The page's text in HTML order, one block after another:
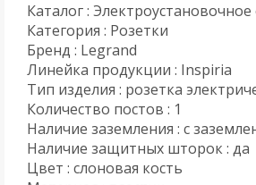
Каталог :
Категория : Розетки
Бренд : Legrand
Линейка продукции : Inspiria
Тип изделия : розетка
Количество постов : 1
Наличие заземления : с
Наличие защитных шторок : да
Цвет : слоновая кость